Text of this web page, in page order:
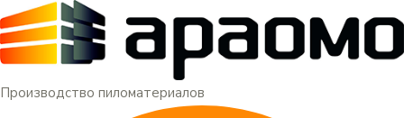
Производство пиломатериалов
Меню
Перейти
к
содержимому